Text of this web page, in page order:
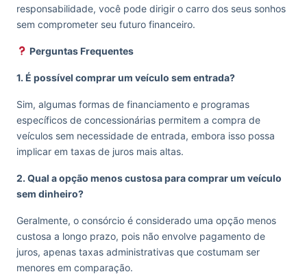
responsabilidade, você pode dirigir o carro dos seus sonhos
sem comprometer seu futuro financeiro.
Perguntas Frequentes
1. É possível comprar um veículo sem entrada?
Sim, algumas formas de financiamento e programas
específicos de concessionárias permitem a compra de
veículos sem necessidade de entrada, embora isso possa
implicar em taxas de juros mais altas.
2. Qual a opção menos custosa para comprar um veículo
sem dinheiro?
Geralmente, o consórcio é considerado uma opção menos
custosa a longo prazo, pois não envolve pagamento de
juros, apenas taxas administrativas que costumam ser
menores em comparação.